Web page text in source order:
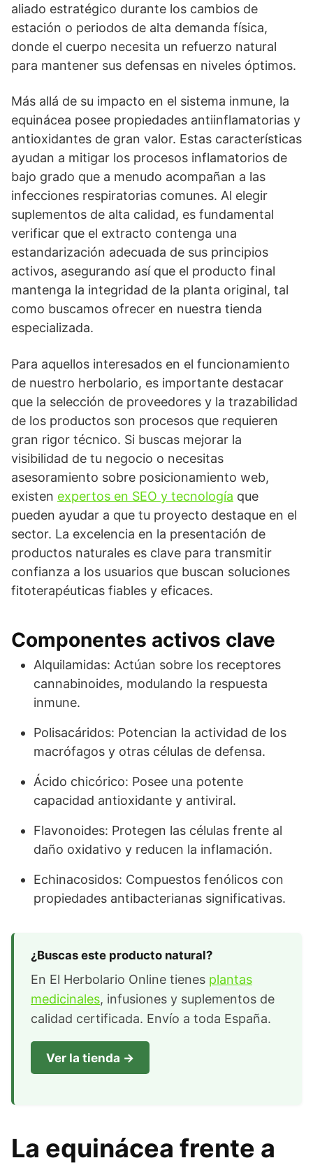
aliado estratégico durante los cambios de
estación o periodos de alta demanda física,
donde el cuerpo necesita un refuerzo natural
para mantener sus defensas en niveles óptimos.
Más allá de su impacto en el sistema inmune, la
equinácea posee propiedades antiinflamatorias y
antioxidantes de gran valor. Estas características
ayudan a mitigar los procesos inflamatorios de
bajo grado que a menudo acompañan a las
infecciones respiratorias comunes. Al elegir
suplementos de alta calidad, es fundamental
verificar que el extracto contenga una
estandarización adecuada de sus principios
activos, asegurando así que el producto final
mantenga la integridad de la planta original, tal
como buscamos ofrecer en nuestra tienda
especializada.
Para aquellos interesados en el funcionamiento
de nuestro herbolario, es importante destacar
que la selección de proveedores y la trazabilidad
de los productos son procesos que requieren
gran rigor técnico. Si buscas mejorar la
visibilidad de tu negocio o necesitas
asesoramiento sobre posicionamiento web,
existen expertos en SEO y tecnología que
pueden ayudar a que tu proyecto destaque en el
sector. La excelencia en la presentación de
productos naturales es clave para transmitir
confianza a los usuarios que buscan soluciones
fitoterapéuticas fiables y eficaces.
Componentes activos clave
Alquilamidas: Actúan sobre los receptores
cannabinoides, modulando la respuesta
inmune.
Polisacáridos: Potencian la actividad de los
macrófagos y otras células de defensa.
Ácido chicórico: Posee una potente
capacidad antioxidante y antiviral.
Flavonoides: Protegen las células frente al
daño oxidativo y reducen la inflamación.
Echinacosidos: Compuestos fenólicos con
propiedades antibacterianas significativas.
¿Buscas este producto natural?
En El Herbolario Online tienes plantas
medicinales, infusiones y suplementos de
calidad certificada. Envío a toda España.
Ver la tienda →
La equinácea frente a